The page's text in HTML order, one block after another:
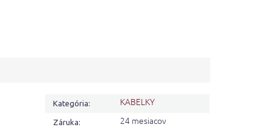
Kategória: KABELKY
Záruka: 24 mesiacov